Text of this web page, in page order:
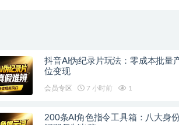
抖音AI伪纪录片玩法：零成本批量
位变现
会员专区 7 小时前 1
200条AI角色指令工具箱：八大身